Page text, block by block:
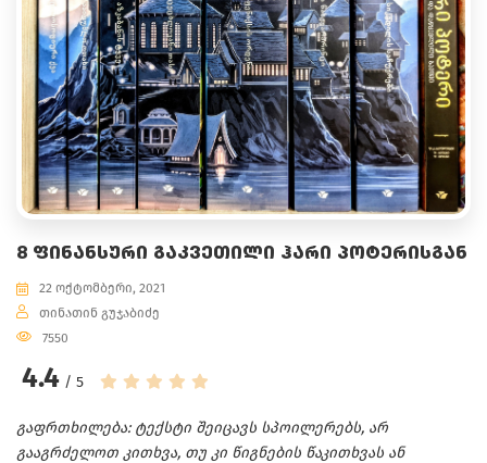
8 ᲤᲘᲜᲐᲜᲡᲣᲠᲘ ᲒᲐᲙᲕᲔᲗᲘᲚᲘ ᲰᲐᲠᲘ ᲞᲝᲢᲔᲠᲘᲡᲒᲐᲜ
22 ოქტომბერი, 2021
თინათინ გუჯაბიძე
7550
4.4 / 5
გაფრთხილება: ტექსტი შეიცავს სპოილერებს, არ
გააგრძელოთ კითხვა, თუ კი წიგნების წაკითხვას ან